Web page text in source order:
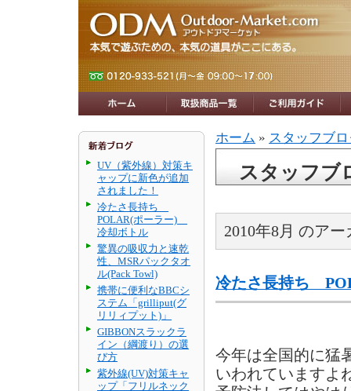
UV（紫外線）対策キ
ャップに新色が追加
されました！
冷たさ長持ち
POLAR(ポーラー)
冷却ボトル
驚異の吸収力と速乾
性、MSRパックタオ
ル(Pack Towl)
携帯に便利なBBCシ
ステム「grilliput(グ
リリィプット)」
GIBBONスラックラ
イン（綱渡り）の選
び方
紫外線(UV)対策キャ
ップ「フリルネック
ホーム » スタッフブ
スタッフブ
2010年8月 のアー
冷たさ長持ち
今年は全国的に猛
いわれていますよ